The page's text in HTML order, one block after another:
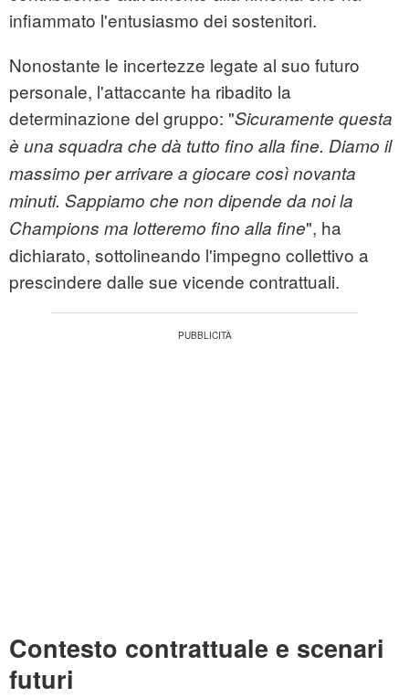
infiammato l'entusiasmo dei sostenitori.
Nonostante le incertezze legate al suo futuro
personale, l'attaccante ha ribadito la
determinazione del gruppo: "Sicuramente questa
è una squadra che dà tutto fino alla fine. Diamo il
massimo per arrivare a giocare così novanta
minuti. Sappiamo che non dipende da noi la
Champions ma lotteremo fino alla fine", ha
dichiarato, sottolineando l'impegno collettivo a
prescindere dalle sue vicende contrattuali.
Contesto contrattuale e scenari
futuri